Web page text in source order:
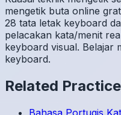
mengetik buta online
28 tata letak keyboard
pelacakan kata/menit
keyboard visual. Belajar
keyboard.
Related
Bahasa Portugis